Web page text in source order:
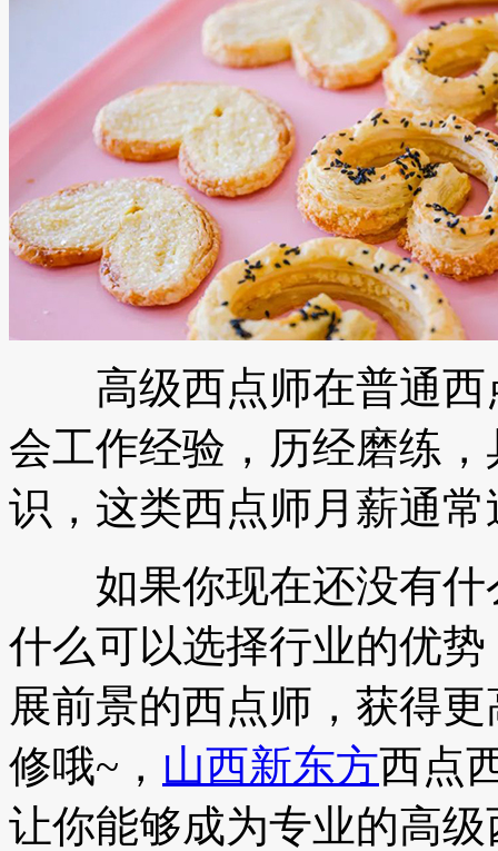
高级西点师在普通西
会工作经验，历经磨练
识，这类西点师月薪通常
如果你现在还没有什
什么可以选择行业的优
展前景的西点师，获得
修哦~， 山西新东方西点
让你能够成为专业的高